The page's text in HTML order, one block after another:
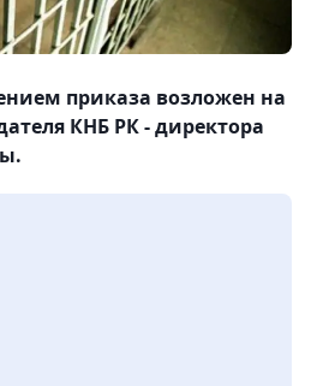
приказа возложен на
КНБ РК - директора